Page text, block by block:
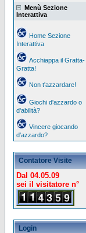
Menù Sezione
Interattiva
Home Sezione
Interattiva
Acchiappa il Gratta-
Gratta!
Non t'azzardare!
Giochi d'azzardo o
d'abilità?
Vincere giocando
d'azzardo?
Contatore Visite
Dal 04.05.09
sei il visitatore n°
Login